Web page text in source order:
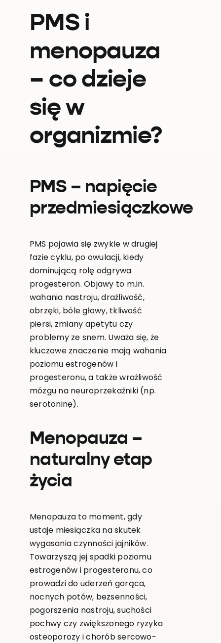
PMS i
menopauza
– co dzieje
się w
organizmie?
PMS – napięcie
przedmiesiączkowe
PMS pojawia się zwykle w drugiej
fazie cyklu, po owulacji, kiedy
dominującą rolę odgrywa
progesteron. Objawy to m.in.
wahania nastroju, drażliwość,
obrzęki, bóle głowy, tkliwość
piersi, zmiany apetytu czy
problemy ze snem. Uważa się, że
kluczowe znaczenie mają wahania
poziomu estrogenów i
progesteronu, a także wrażliwość
mózgu na neuroprzekaźniki (np.
serotoninę).
Menopauza –
naturalny etap
życia
Menopauza to moment, gdy
ustaje miesiączka na skutek
wygasania czynności jajników.
Towarzyszą jej spadki poziomu
estrogenów i progesteronu, co
prowadzi do uderzeń gorąca,
nocnych potów, bezsenności,
pogorszenia nastroju, suchości
pochwy czy zwiększonego ryzyka
osteoporozy i chorób sercowo-